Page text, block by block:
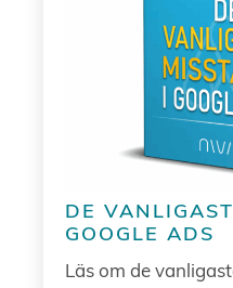
DE
GOOGLE ADS
Läs om de